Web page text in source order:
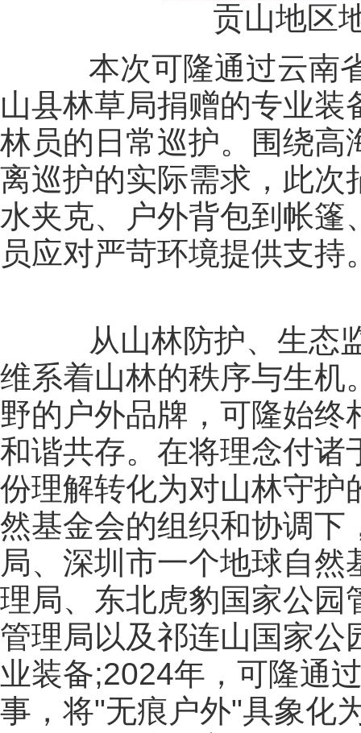
贡山地区地
本次可隆通过云南省
山县林草局捐赠的专业
林员的日常巡护。围绕高
离巡护的实际需求，此次
水夹克、户外背包到帐篷
员应对严苛环境提供支持
从山林防护、生态监
维系着山林的秩序与生机
野的户外品牌，可隆始
和谐共存。在将理念付诸
份理解转化为对山林守护
然基金会的组织和协调下
局、深圳市一个地球自
理局、东北虎豹国家公园
管理局以及祁连山国家公
业装备;2024年，可隆通
事，将"无痕户外"具象化